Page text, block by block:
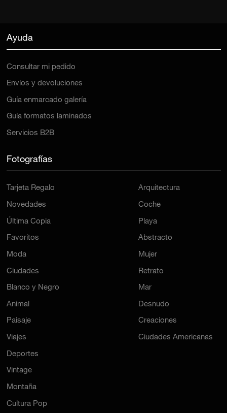
Ayuda
Consultar mi pedido
Envíos y devoluciones
Guía enmarcado galería
Guía formatos laminados
Servicios B2B
Fotografías
Tarjeta Regalo
Novedades
Última Copia
Favoritos
Moda
Ciudades
Blanco y Negro
Animal
Paisaje
Viajes
Deportes
Arquitectura
Coche
Playa
Abstracto
Mujer
Retrato
Mar
Desnudo
Creaciones
Ciudades Americanas
Vintage
Montaña
Cultura Pop